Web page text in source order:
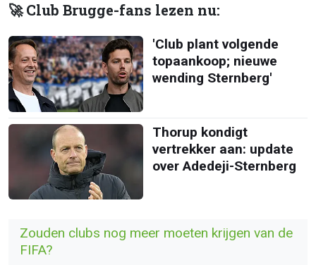
🚀 Club Brugge-fans lezen nu:
'Club plant volgende
topaankoop; nieuwe
wending Sternberg'
Thorup kondigt
vertrekker aan: update
over Adedeji-Sternberg
Zouden clubs nog meer moeten krijgen van de
FIFA?